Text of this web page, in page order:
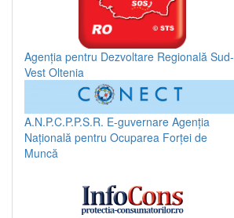
Agenția pentru Dezvoltare Regională Sud-
Vest Oltenia
A.N.P.C.P.P.S.R. E-guvernare Agenția
Națională pentru Ocuparea Forței de
Muncă